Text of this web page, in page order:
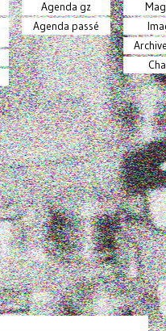
Agenda gz
Agenda passé